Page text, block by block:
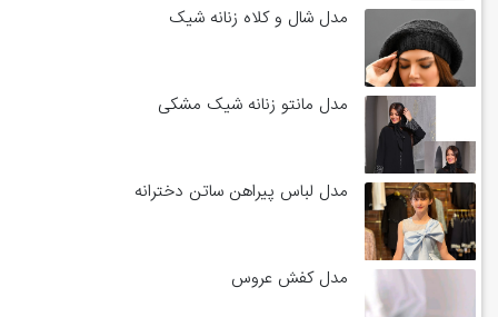
مدل شال و کلاه زنانه شیک
مدل مانتو زنانه شیک مشکی
مدل لباس پیراهن ساتن دخترانه
مدل کفش عروس